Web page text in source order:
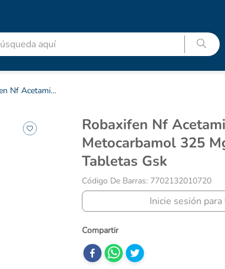
aquí
Robaxifen Nf Acetaminofén Metocarbamol 325 Mg/400 Caja X 24 Tabletas Gsk
Robaxifen Nf Acetaminofén
Metocarbamol 325
Tabletas Gsk
Código De Barras: 7702132010720
Inicie sesión